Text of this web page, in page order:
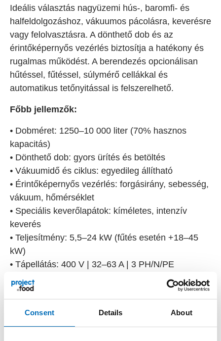
Consent Details About
Ideális választás nagyüzemi hús-, baromfi- és
halfeldolgozáshoz, vákuumos pácolásra, keverésre
vagy felolvasztásra. A dönthető dob és az
érintőképernyős vezérlés biztosítja a hatékony és
rugalmas működést. A berendezés opcionálisan
hűtéssel, fűtéssel, súlymérő cellákkal és
automatikus tetőnyitással is felszerelhető.
Főbb jellemzők:
• Dobméret: 1250–10 000 liter (70% hasznos
kapacitás)
• Dönthető dob: gyors ürítés és betöltés
• Vákuumidő és ciklus: egyedileg állítható
• Érintőképernyős vezérlés: forgásirány, sebesség,
vákuum, hőmérséklet
• Speciális keverőlapátok: kíméletes, intenzív
keverés
• Teljesítmény: 5,5–24 kW (fűtés esetén +18–45
kW)
• Tápellátás: 400 V | 32–63 A | 3 PH/N/PE
Opcionális felszerelés: